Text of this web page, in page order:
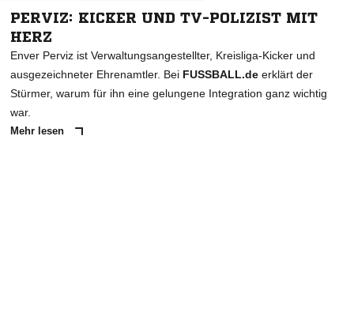
PERVIZ: KICKER UND TV-POLIZIST MIT
HERZ
Enver Perviz ist Verwaltungsangestellter, Kreisliga-Kicker und
ausgezeichneter Ehrenamtler. Bei FUSSBALL.de erklärt der
Stürmer, warum für ihn eine gelungene Integration ganz wichtig
war.
Mehr lesen